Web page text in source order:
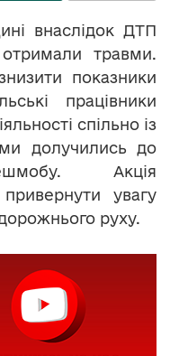
внаслідок ДТП
травми.
показники
працівники
спільно із
долучились до
Акція
увагу
руху.